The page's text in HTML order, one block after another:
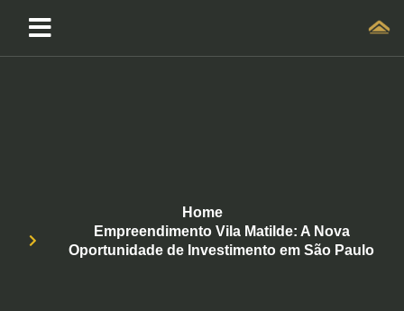
Home
Empreendimento Vila Matilde: A Nova
Oportunidade de Investimento em São Paulo